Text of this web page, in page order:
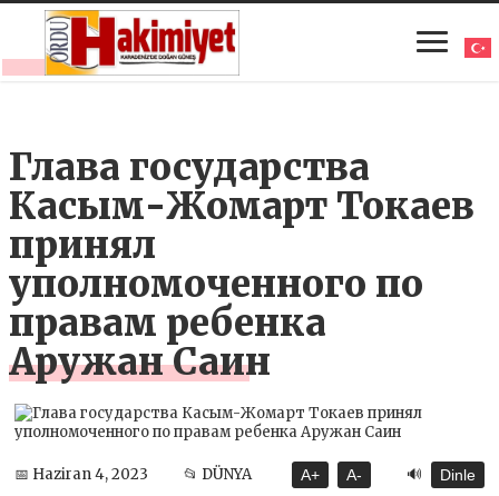
Глава государства
Касым-Жомарт Токаев
принял
уполномоченного по
правам ребенка
Аружан Саин
📅 Haziran 4, 2023 📂 DÜNYA A+ A- 🔊 Dinle